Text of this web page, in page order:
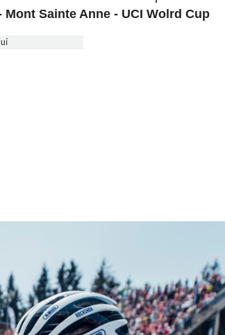
Mont Sainte Anne - UCI Wolrd Cup